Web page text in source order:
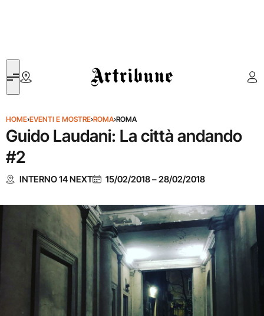
Artribune
HOME›EVENTI E MOSTRE›ROMA›ROMA
Guido Laudani: La città andando
#2
INTERNO 14 NEXT 15/02/2018–28/02/2018